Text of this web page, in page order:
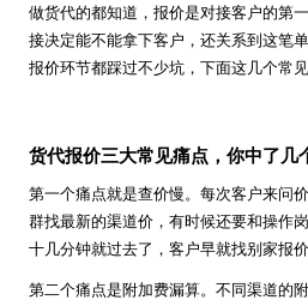
做货代的都知道，报价是对接客户的第
接决定能不能拿下客户，还关系到这笔
报价环节都踩过不少坑，下面这几个常
货代报价三大常见痛点，你中了几
第一个痛点就是查价慢。每次客户来问
群找最新的渠道价，有时候还要和操作
十几分钟就过去了，客户早就找别家报价
第二个痛点是附加费漏算。不同渠道的